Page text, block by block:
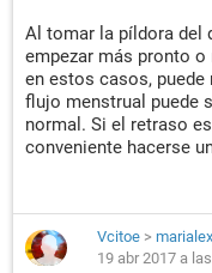
Al tomar la píldora del
empezar más pronto o
en estos casos, puede
flujo menstrual puede
normal. Si el retraso
conveniente hacerse
Vcitoe >
19 abr 2017 a